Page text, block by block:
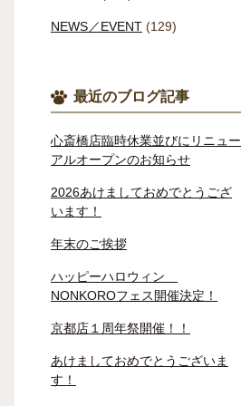
NEWS／EVENT (129)
最近のブログ記事
心斎橋店臨時休業並びにリニュー
アルオープンのお知らせ
2026あけましておめでとうござ
います！
年末のご挨拶
ハッピーハロウィン
NONKOROフェス開催決定！
京都店１周年祭開催！！
あけましておめでとうございま
す！